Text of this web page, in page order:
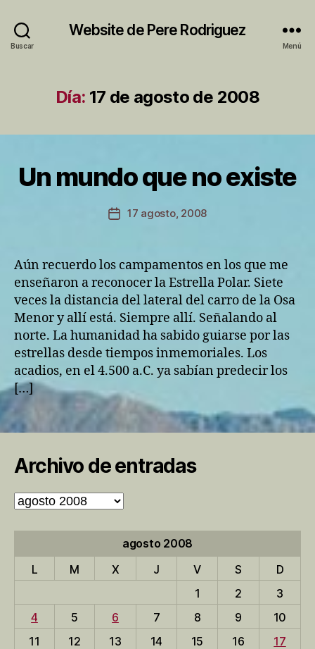
Buscar
Website de Pere Rodriguez
Menú
Día: 17 de agosto de 2008
Categorías
O
Í
A
Un mundo que no existe
Autor
de
o
e
Fecha
entrada
17 agosto, 2008
Aún recuerdo los campamentos en los que me
enseñaron a reconocer la Estrella Polar. Siete
veces la distancia del lateral del carro de la Osa
Menor y allí está. Siempre allí. Señalando al
norte. La humanidad ha sabido guiarse por las
estrellas desde tiempos inmemoriales. Los
acadios, en el 4.500 a.C. ya sabían predecir los
[…]
Archivo de entradas
Archivo
de
entradas
agosto 2008
L
M X J V S
D
1
2
3
4
5 6 7 8 9
10
11
12 13 14 15 16
17